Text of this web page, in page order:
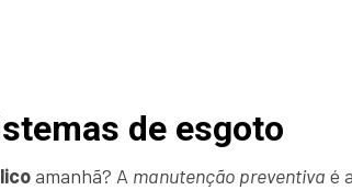
de esgoto
amanhã? A manutenção preventiva é